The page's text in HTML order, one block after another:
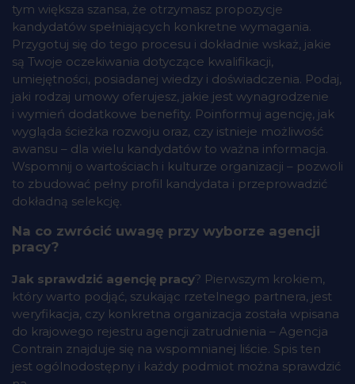
tym większa szansa, że otrzymasz propozycje
kandydatów spełniających konkretne wymagania.
Przygotuj się do tego procesu i dokładnie wskaż, jakie
są Twoje oczekiwania dotyczące kwalifikacji,
umiejętności, posiadanej wiedzy i doświadczenia. Podaj,
jaki rodzaj umowy oferujesz, jakie jest wynagrodzenie
i wymień dodatkowe benefity. Poinformuj agencję, jak
wygląda ścieżka rozwoju oraz, czy istnieje możliwość
awansu – dla wielu kandydatów to ważna informacja.
Wspomnij o wartościach i kulturze organizacji – pozwoli
to zbudować pełny profil kandydata i przeprowadzić
dokładną selekcję.
Na co zwrócić uwagę przy wyborze agencji
pracy?
Jak sprawdzić agencję pracy? Pierwszym krokiem,
który warto podjąć, szukając rzetelnego partnera, jest
weryfikacja, czy konkretna organizacja została wpisana
do krajowego rejestru agencji zatrudnienia – Agencja
Contrain znajduje się na wspomnianej liście. Spis ten
jest ogólnodostępny i każdy podmiot można sprawdzić